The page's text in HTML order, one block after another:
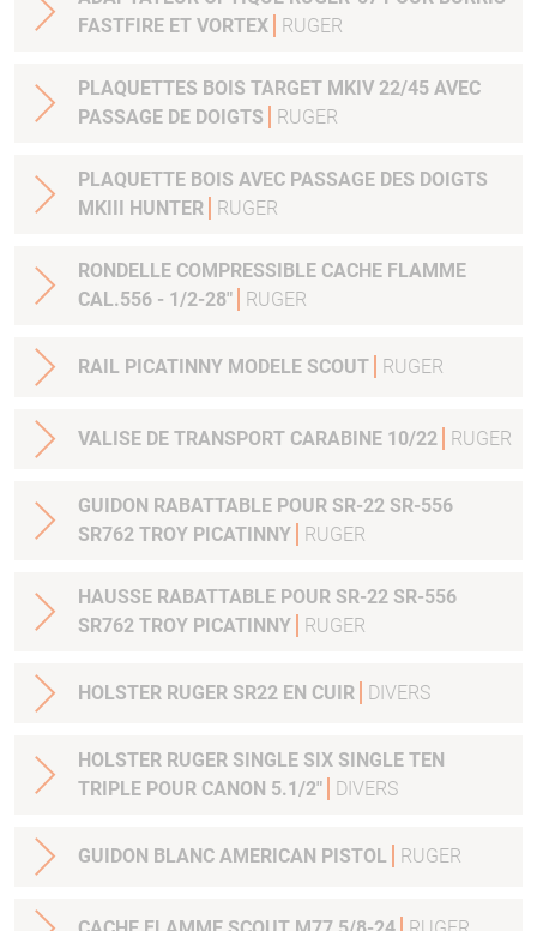
FASTFIRE ET VORTEX
RUGER
PLAQUETTES BOIS TARGET MKIV 22/45 AVEC
PASSAGE DE DOIGTS
RUGER
PLAQUETTE BOIS AVEC PASSAGE DES DOIGTS
MKIII HUNTER
RUGER
RONDELLE COMPRESSIBLE CACHE FLAMME
CAL.556 - 1/2-28"
RUGER
RAIL PICATINNY MODELE SCOUT RUGER
VALISE DE TRANSPORT CARABINE 10/22 RUGER
GUIDON RABATTABLE POUR SR-22 SR-556
SR762 TROY PICATINNY
RUGER
HAUSSE RABATTABLE POUR SR-22 SR-556
SR762 TROY PICATINNY
RUGER
HOLSTER RUGER SR22 EN CUIR DIVERS
HOLSTER RUGER SINGLE SIX SINGLE TEN
TRIPLE POUR CANON 5.1/2"
DIVERS
GUIDON BLANC AMERICAN PISTOL RUGER